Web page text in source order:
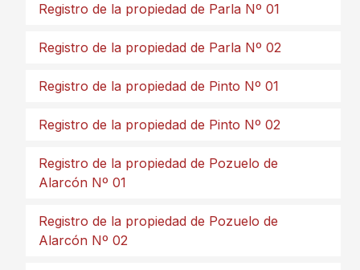
Registro de la propiedad de Parla Nº 01
Registro de la propiedad de Parla Nº 02
Registro de la propiedad de Pinto Nº 01
Registro de la propiedad de Pinto Nº 02
Registro de la propiedad de Pozuelo de
Alarcón Nº 01
Registro de la propiedad de Pozuelo de
Alarcón Nº 02